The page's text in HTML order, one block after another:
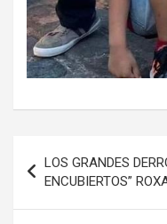
de
entradas
LOS GRANDES
ENCUBIERTOS”